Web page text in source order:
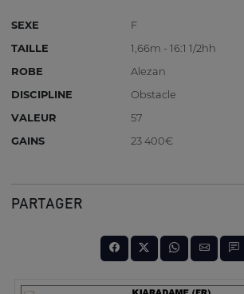
SEXE
F
TAILLE
1,66m - 16:1 1/2hh
ROBE
Alezan
DISCIPLINE
Obstacle
VALEUR
57
GAINS
23 400€
PARTAGER